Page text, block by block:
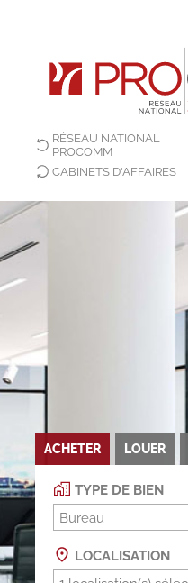
RÉSEAU NATIONAL
PROCOMM
CABINETS D'AFFAIRES
ACHETER LOUER
TYPE DE BIEN
Bureau
LOCALISATION